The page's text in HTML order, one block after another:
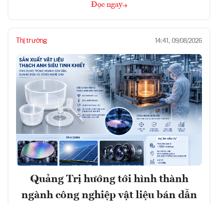
Đọc ngay
Thị trường 14:41, 09/08/2026
Quảng Trị hướng tới hình thành
ngành công nghiệp vật liệu bán dẫn